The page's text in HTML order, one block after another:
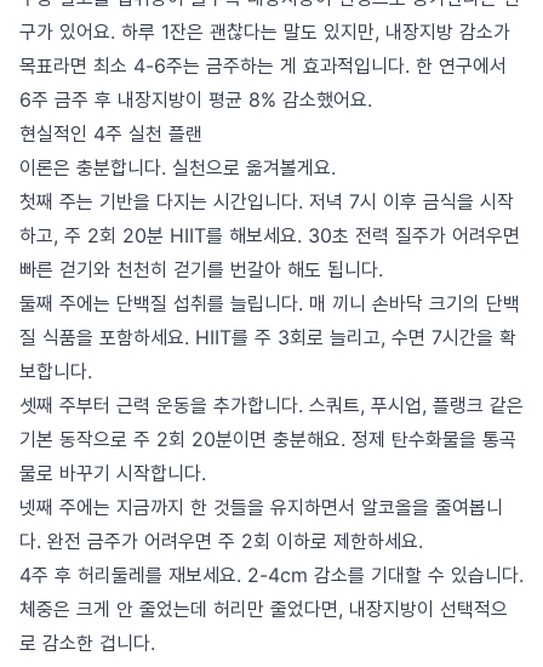
구가 있어요. 하루 1잔은 괜찮다는 말도 있지만, 내장지방 감소가
목표라면 최소 4-6주는 금주하는 게 효과적입니다. 한 연구에서
6주 금주 후 내장지방이 평균 8% 감소했어요.
현실적인 4주 실천 플랜
이론은 충분합니다. 실천으로 옮겨볼게요.
첫째 주는 기반을 다지는 시간입니다. 저녁 7시 이후 금식을 시작
하고, 주 2회 20분 HIIT를 해보세요. 30초 전력 질주가 어려우면
빠른 걷기와 천천히 걷기를 번갈아 해도 됩니다.
둘째 주에는 단백질 섭취를 늘립니다. 매 끼니 손바닥 크기의 단백
질 식품을 포함하세요. HIIT를 주 3회로 늘리고, 수면 7시간을 확
보합니다.
셋째 주부터 근력 운동을 추가합니다. 스쿼트, 푸시업, 플랭크 같은
기본 동작으로 주 2회 20분이면 충분해요. 정제 탄수화물을 통곡
물로 바꾸기 시작합니다.
넷째 주에는 지금까지 한 것들을 유지하면서 알코올을 줄여봅니
다. 완전 금주가 어려우면 주 2회 이하로 제한하세요.
4주 후 허리둘레를 재보세요. 2-4cm 감소를 기대할 수 있습니다.
체중은 크게 안 줄었는데 허리만 줄었다면, 내장지방이 선택적으
로 감소한 겁니다.